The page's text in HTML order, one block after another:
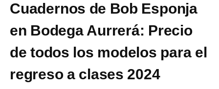
Cuadernos de Bob Esponja
en Bodega Aurrerá: Precio
de todos los modelos para el
regreso a clases 2024